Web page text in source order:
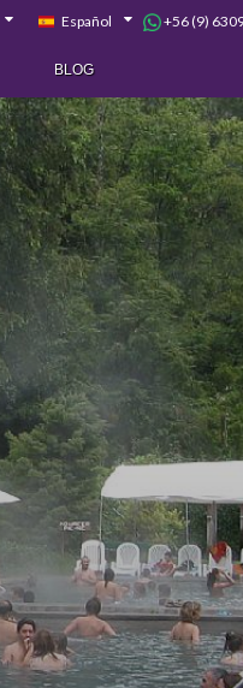
Español +56 (9)
BLOG